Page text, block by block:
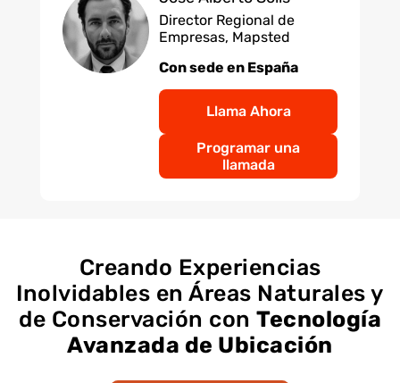
Director Regional de
Empresas, Mapsted
Con sede en España
Llama Ahora
Programar una
llamada
Creando Experiencias
Inolvidables en Áreas Naturales y
de Conservación con Tecnología
Avanzada de Ubicación